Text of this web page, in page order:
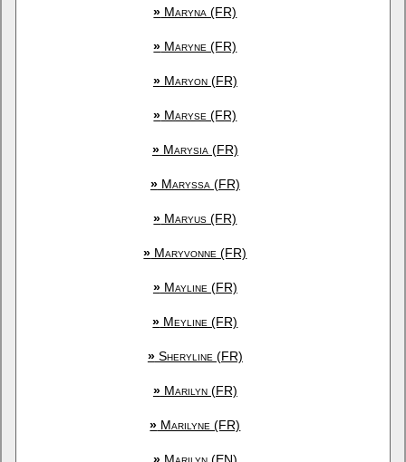
» Maryna (FR)
» Maryne (FR)
»Maryon (FR)
» Maryse (FR)
»Marysia (FR)
»Maryssa (FR)
» Maryus (FR)
» Maryvonne (FR)
»Mayline (FR)
» Meyline (FR)
»Sheryline (FR)
»Marilyn (FR)
» Marilyne (FR)